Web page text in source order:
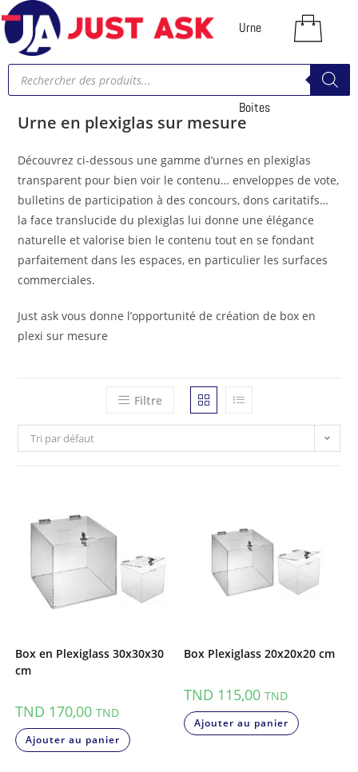
Urne
et
Boites
Urne en plexiglas sur mesure
Découvrez ci-dessous une gamme d’urnes en plexiglas
transparent pour bien voir le contenu… enveloppes de vote,
bulletins de participation à des concours, dons caritatifs…
la face translucide du plexiglas lui donne une élégance
naturelle et valorise bien le contenu tout en se fondant
parfaitement dans les espaces, en particulier les surfaces
commerciales.
Just ask vous donne l’opportunité de création de box en
plexi sur mesure
Filtre
Tri par défaut
Box en Plexiglass 30x30x30
cm
TND 170,00 TND
Ajouter au panier
Box Plexiglass 20x20x20 cm
TND 115,00 TND
Ajouter au panier